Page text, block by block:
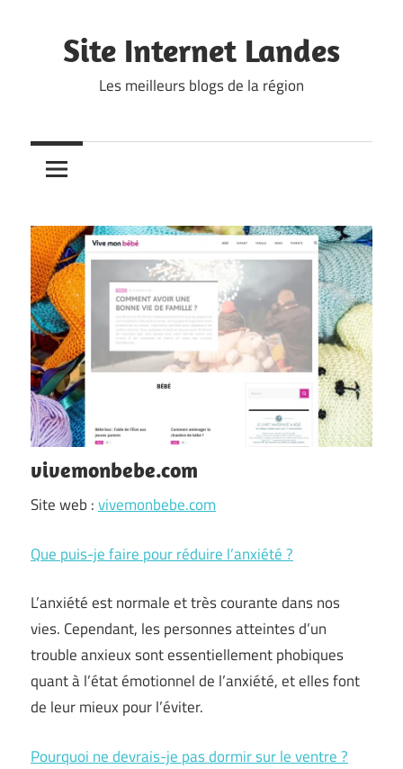
contentSite Internet Landes
Les meilleurs blogs de la région
vivemonbebe.com
Site web :vivemonbebe.com
Que puis-je faire pour réduire l’anxiété ?
L’anxiété est normale et très courante dans nos
vies. Cependant, les personnes atteintes d’un
trouble anxieux sont essentiellement phobiques
quant à l’état émotionnel de l’anxiété, et elles font
de leur mieux pour l’éviter.
Pourquoi ne devrais-je pas dormir sur le ventre ?